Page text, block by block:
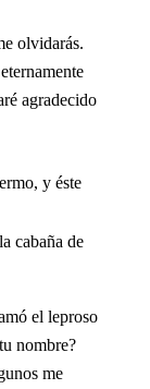
olvidarás.
agradecido
y éste
cabaña de
el leproso
nombre?
me